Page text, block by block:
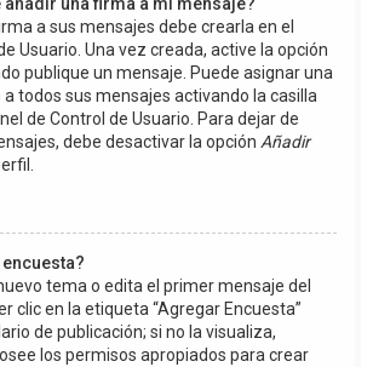
a sus mensajes debe crearla en el
Usuario. Una vez creada, active la opción
publique un mensaje. Puede asignar una
todos sus mensajes activando la casilla
de Control de Usuario. Para dejar de
debe desactivar la opción Añadir
tema o edita el primer mensaje del
clic en la etiqueta “Agregar Encuesta”
de publicación; si no la visualiza,
los permisos apropiados para crear